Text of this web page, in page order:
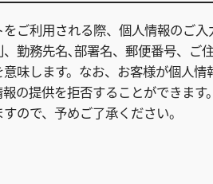
をご利用される際、個人情報のご
、勤務先名､部署名、郵便番号、ご
味します。なお、お客様が個人
報の提供を拒否することができま
ので、予めご了承ください。